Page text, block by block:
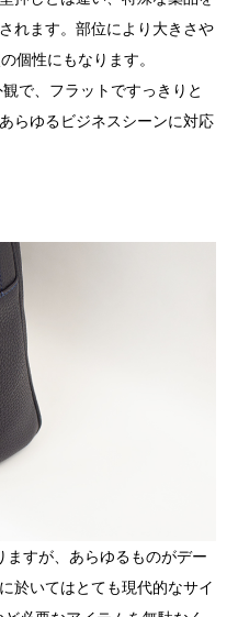
れます。部位により大きさや
個性にもなります。
で、フラットですっきりと
らゆるビジネスシーンに対応
ますが、あらゆるものがデー
於いてはとても現代的なサイ